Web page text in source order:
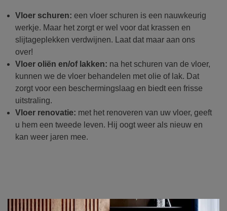
Vloer schuren: een vloer schuren is een nauwkeurig
werkje. Maar het zorgt er wel voor dat krassen en
slijtageplekken verdwijnen. Laat dat maar aan ons
over!
Vloer oliën en/of lakken: na het schuren van de vloer,
kunnen we de vloer behandelen met olie of lak. Dat
zorgt voor een beschermingslaag en biedt een frisse
uitstraling.
Vloer renovatie: met het renoveren van uw vloer, geeft
u hem een tweede leven. Hij oogt weer als nieuw en
kan weer jaren mee.